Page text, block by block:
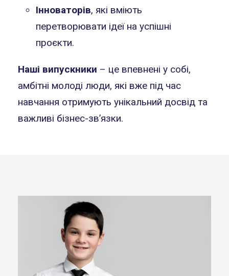
Інноваторів, які вміють
перетворювати ідеї на успішні
проєкти.
Наші випускники – це впевнені у собі,
амбітні молоді люди, які вже під час
навчання отримують унікальний досвід та
важливі бізнес-зв’язки.